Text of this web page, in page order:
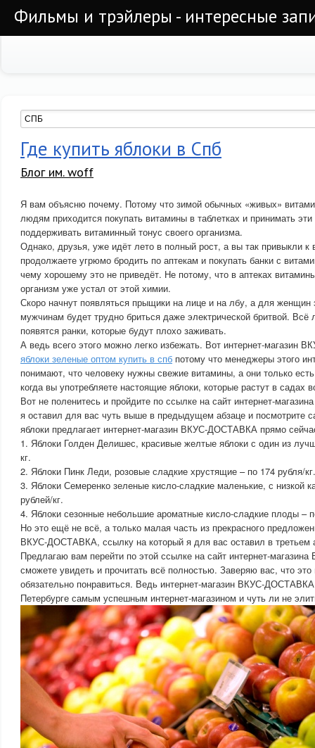
Фильмы и трэйлеры - интересные
Где купить яблоки в Спб
Блог им. woff
Я вам объясню почему. Потому что зимой обычных «живых»
людям приходится покупать витамины в таблетках и принимать эти
поддерживать витаминный тонус своего организма.
Однако, друзья, уже идёт лето в полный рост, а вы так привыкли к
продолжаете угрюмо бродить по аптекам и покупать банки с
чему хорошему это не приведёт. Не потому, что в аптеках
организм уже устал от этой химии.
Скоро начнут появляться прыщики на лице и на лбу, а для женщин
мужчинам будет трудно бриться даже электрической бритвой. Всё
появятся ранки, которые будут плохо заживать.
А ведь всего этого можно легко избежать. Вот интернет-магазин
яблоки зеленые оптом купить в спб потому что менеджеры этого
понимают, что человеку нужны свежие витамины, а они только есть
когда вы употребляете настоящие яблоки, которые растут в садах
Вот не поленитесь и пройдите по ссылке на сайт интернет-
я оставил для вас чуть выше в предыдущем абзаце и посмотрите
яблоки предлагает интернет-магазин ВКУС-ДОСТАВКА прямо
1. Яблоки Голден Делишес, красивые желтые яблоки с один из
кг.
2. Яблоки Пинк Леди, розовые сладкие хрустящие – по 174 рубля/кг.
3. Яблоки Семеренко зеленые кисло-сладкие маленькие, с низкой
рублей/кг.
4. Яблоки сезонные небольшие ароматные кисло-сладкие плоды –
Но это ещё не всё, а только малая часть из прекрасного
ВКУС-ДОСТАВКА, ссылку на который я для вас оставил в третьем
Предлагаю вам перейти по этой ссылке на сайт интернет-
сможете увидеть и прочитать всё полностью. Заверяю вас, что
обязательно понравиться. Ведь интернет-магазин ВКУС-ДОСТАВКА
Петербурге самым успешным интернет-магазином и чуть ли не